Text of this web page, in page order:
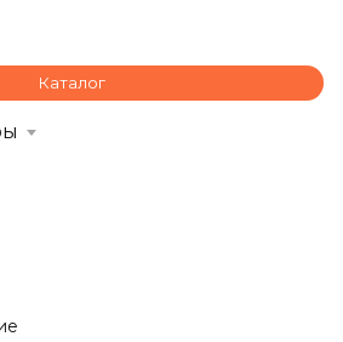
Каталог